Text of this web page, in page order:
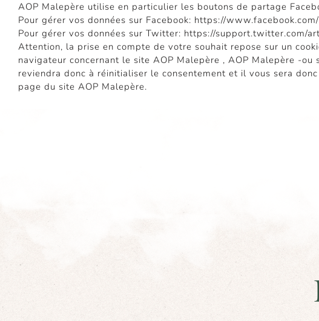
AOP Malepère utilise en particulier les boutons de partage
Pour gérer vos données sur Facebook: https://
Pour gérer vos données sur Twitter: https://
Attention, la prise en compte de votre souhait repose sur un
navigateur concernant le site AOP Malepère , AOP Malepère -
reviendra donc à réinitialiser le consentement et il vous sera
page du site AOP Malepère.